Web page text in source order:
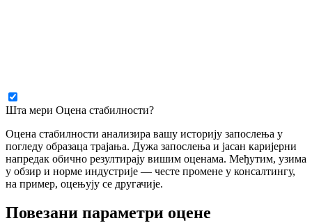
Шта мери Оцена стабилности?
Оцена стабилности анализира вашу историју запослења у
погледу образаца трајања. Дужа запослења и јасан каријерни
напредак обично резултирају вишим оценама. Међутим, узима
у обзир и норме индустрије — честе промене у консалтингу,
на пример, оцењују се другачије.
Повезани параметри оцене